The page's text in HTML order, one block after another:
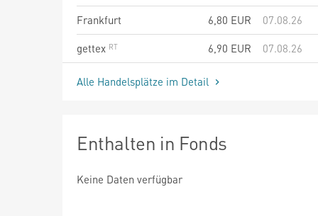
Frankfurt
6,80 EUR
07.08.26
gettex
6,90 EUR 07.08.26
Alle Handelsplätze im Detail
Enthalten in Fonds
Keine Daten verfügbar